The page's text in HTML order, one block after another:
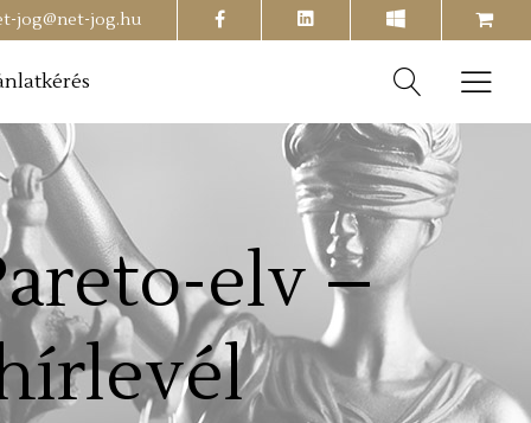
jog@net-jog.hu facebook
shopping-
cart
elv –